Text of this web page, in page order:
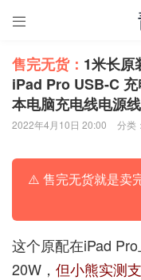

售完无货： 1米长
iPad Pro USB-C
本电脑充电线电源线
2022年4月10日 20:00 分类：
⚠️ 售完无货就是卖
这个原配在iPad
20W， 但小熊实测